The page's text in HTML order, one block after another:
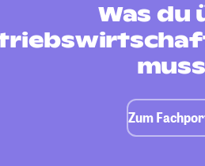
Was du
Zum